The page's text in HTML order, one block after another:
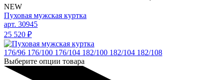
NEW
Пуховая мужская куртка
арт. 30945
25 520 ₽
176/96 176/100 176/104 182/100 182/104 182/108
Выберите опции товара